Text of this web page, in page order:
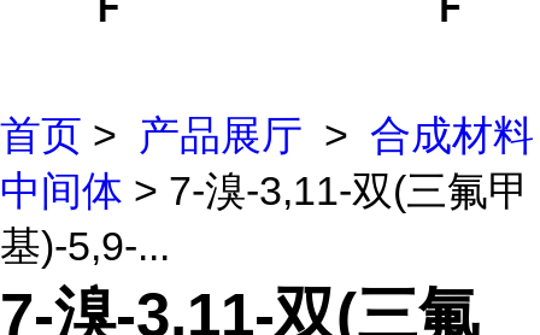
首页 > 产品展厅 > 合成材料
中间体 > 7-溴-3,11-双(三氟甲
基)-5,9-...
7-溴-3,11-双(三氟